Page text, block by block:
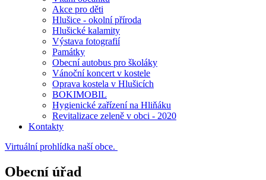
Akce pro děti
Hlušice - okolní příroda
Hlušické kalamity
Výstava fotografií
Památky
Obecní autobus pro školáky
Vánoční koncert v kostele
Oprava kostela v Hlušicích
BOKIMOBIL
Hygienické zařízení na Hliňáku
Revitalizace zeleně v obci - 2020
Kontakty
Virtuální prohlídka naší obce.
Obecní úřad